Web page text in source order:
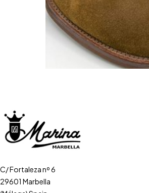
C/ Fortaleza nº 6
29601 Marbella